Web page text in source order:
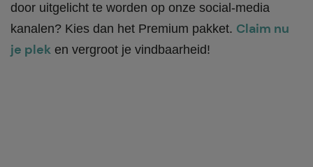
door uitgelicht te worden op onze social-media
kanalen? Kies dan het Premium pakket. Claim nu
je plek en vergroot je vindbaarheid!